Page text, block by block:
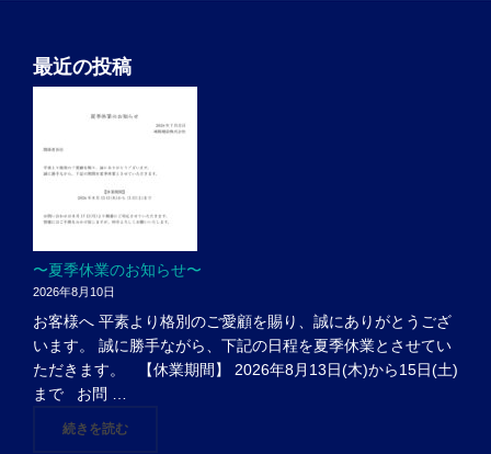
最近の投稿
〜夏季休業のお知らせ〜
2026年8月10日
お客様へ 平素より格別のご愛顧を賜り、誠にありがとうござ
います。 誠に勝手ながら、下記の日程を夏季休業とさせてい
ただきます。 【休業期間】 2026年8月13日(木)から15日(土)
まで お問 …
続きを読む"〜夏季休業のお知らせ〜"